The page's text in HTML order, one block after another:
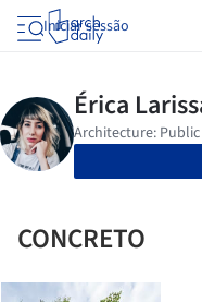
Iniciar sessão
CONCRETO